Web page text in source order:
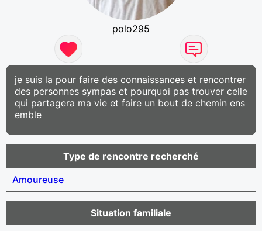
polo295
je suis la pour faire des connaissances et rencontrer
des personnes sympas et pourquoi pas trouver celle
qui partagera ma vie et faire un bout de chemin ens
emble
Type de rencontre recherché
Amoureuse
Situation familiale